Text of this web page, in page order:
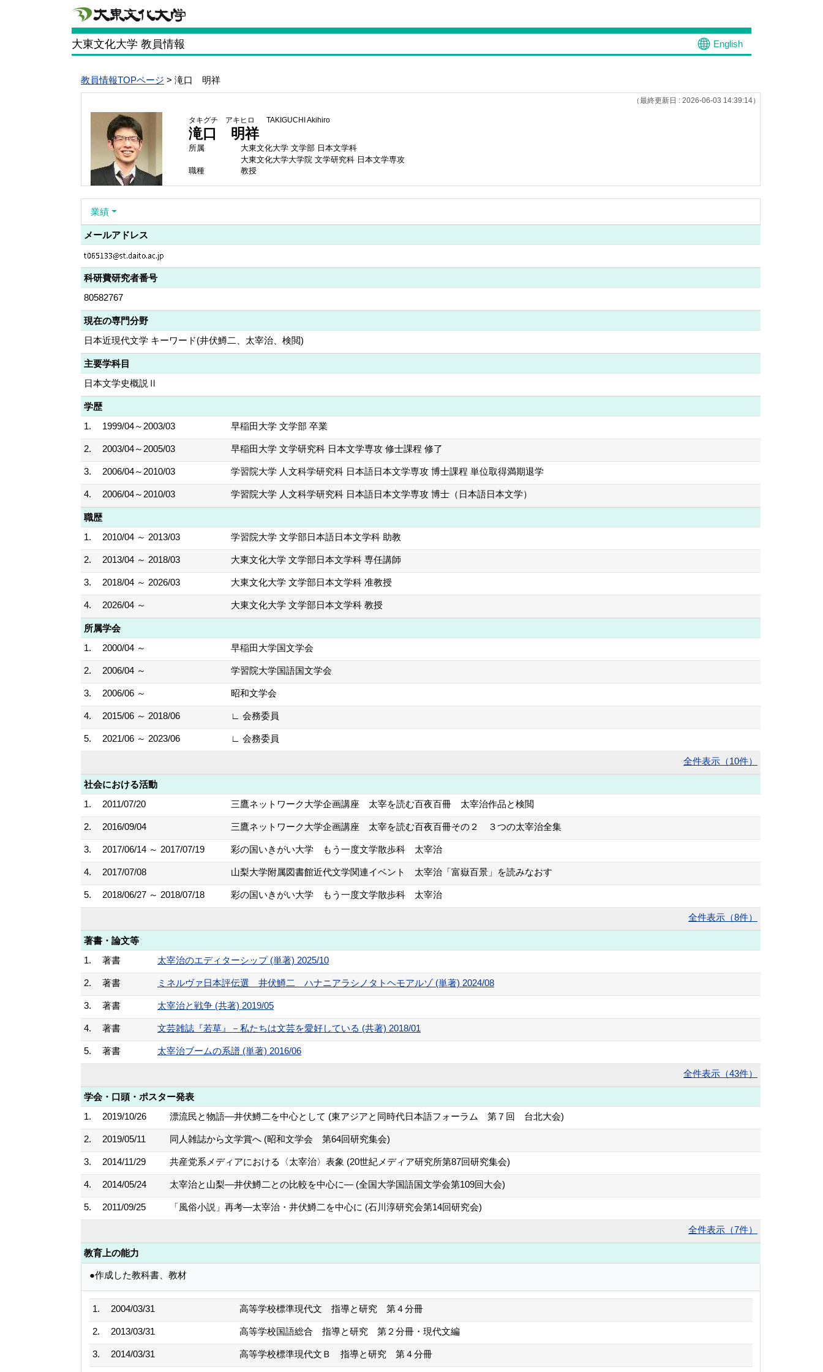
大東文化大学 教員情報 English
教員情報TOPページ > 滝口 明祥
（最終更新日 : 2026-06-03 14:39:14）
タキグチ アキヒロ TAKIGUCHI Akihiro
滝口 明祥
所属
大東文化大学 文学部 日本文学科
大東文化大学大学院 文学研究科 日本文学専攻
職種
教授
業績
メールアドレス
科研費研究者番号
80582767
現在の専門分野
日本近現代文学 キーワード(井伏鱒二、太宰治、検閲)
主要学科目
日本文学史概説Ⅱ
学歴
1.
1999/04～2003/03 早稲田大学 文学部 卒業
2. 2003/04～2005/03 早稲田大学 文学研究科 日本文学専攻 修士課程 修了
3. 2006/04～2010/03 学習院大学 人文科学研究科 日本語日本文学専攻 博士課程 単位取得満期退学
4. 2006/04～2010/03 学習院大学 人文科学研究科 日本語日本文学専攻 博士（日本語日本文学）
職歴
1.
2010/04 ～ 2013/03 学習院大学 文学部日本語日本文学科 助教
2. 2013/04 ～ 2018/03 大東文化大学 文学部日本文学科 専任講師
3. 2018/04 ～ 2026/03 大東文化大学 文学部日本文学科 准教授
4. 2026/04 ～ 大東文化大学 文学部日本文学科 教授
所属学会
1.
2000/04 ～ 早稲田大学国文学会
2. 2006/04 ～ 学習院大学国語国文学会
3. 2006/06 ～ 昭和文学会
4. 2015/06 ～ 2018/06 ∟ 会務委員
5. 2021/06 ～ 2023/06 ∟ 会務委員
全件表示（10件）
社会における活動
1.
2011/07/20 三鷹ネットワーク大学企画講座 太宰を読む百夜百冊 太宰治作品と検閲
2. 2016/09/04 三鷹ネットワーク大学企画講座 太宰を読む百夜百冊その２ ３つの太宰治全集
3. 2017/06/14 ～ 2017/07/19 彩の国いきがい大学 もう一度文学散歩科 太宰治
4. 2017/07/08 山梨大学附属図書館近代文学関連イベント 太宰治「富嶽百景」を読みなおす
5. 2018/06/27 ～ 2018/07/18 彩の国いきがい大学 もう一度文学散歩科 太宰治
全件表示（8件）
著書・論文等
1.
著書 太宰治のエディターシップ (単著) 2025/10
2. 著書 ミネルヴァ日本評伝選 井伏鱒二 ハナニアラシノタトヘモアルゾ (単著) 2024/08
3. 著書 太宰治と戦争 (共著) 2019/05
4. 著書 文芸雑誌『若草』－私たちは文芸を愛好している (共著) 2018/01
5. 著書 太宰治ブームの系譜 (単著) 2016/06
全件表示（43件）
学会・口頭・ポスター発表
1.
2019/10/26 漂流民と物語―井伏鱒二を中心として (東アジアと同時代日本語フォーラム 第７回 台北大会)
2. 2019/05/11 同人雑誌から文学賞へ (昭和文学会 第64回研究集会)
3. 2014/11/29 共産党系メディアにおける〈太宰治〉表象 (20世紀メディア研究所第87回研究集会)
4. 2014/05/24 太宰治と山梨―井伏鱒二との比較を中心に― (全国大学国語国文学会第109回大会)
5. 2011/09/25 「風俗小説」再考―太宰治・井伏鱒二を中心に (石川淳研究会第14回研究会)
全件表示（7件）
教育上の能力
●作成した教科書、教材
1. 2004/03/31 高等学校標準現代文 指導と研究 第４分冊
2. 2013/03/31 高等学校国語総合 指導と研究 第２分冊・現代文編
3. 2014/03/31 高等学校標準現代文Ｂ 指導と研究 第４分冊